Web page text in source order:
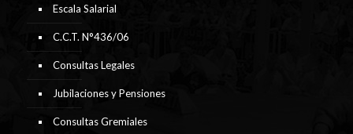
Escala Salarial
C.C.T. N°436/06
Consultas Legales
Jubilaciones y Pensiones
Consultas Gremiales